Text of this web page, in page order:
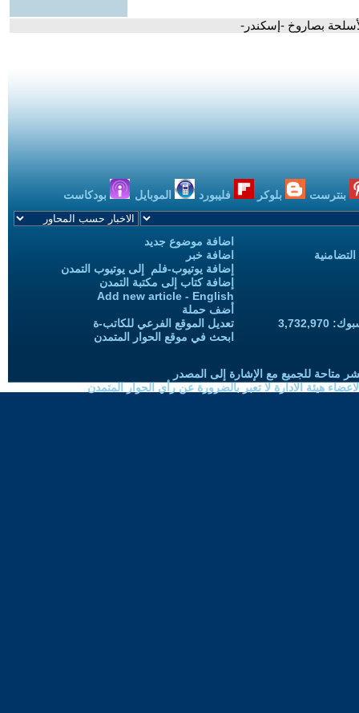
بنترست بلوكر فليبورد الموبايل بودكاست
اضافة موضوع جديد
اضافة خبر
إضافة يوتيوب-فلم إلى يوتيوب التمدن
إضافة كتاب إلى مكتبة التمدن
Add new article - English
أضف حملة
تعديل الموقع الفرعي للكاتب-ة
ابحث في موقع الحوار المتمدن
متاحة للجميع مع الإشارة إلى المصدر
هيئة الادارة لا تعبر بالضرورة عن رأي الحوار المتمدن